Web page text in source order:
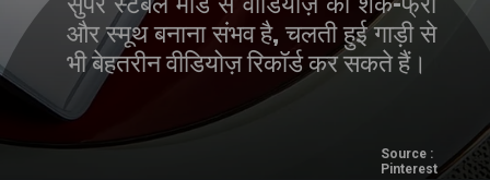
और स्मूथ बनाना संभव है, चलती हुई गाड़ी से
भी बेहतरीन वीडियोज़ रिकॉर्ड कर सकते हैं।
Source :
Pinterest